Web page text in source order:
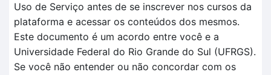
Uso de Serviço antes de se inscrever nos cursos da
plataforma e acessar os conteúdos dos mesmos.
Este documento é um acordo entre você e a
Universidade Federal do Rio Grande do Sul (UFRGS).
Se você não entender ou não concordar com os